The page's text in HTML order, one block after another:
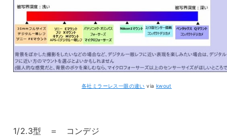
各社ミラーレス一眼の違い via kwout
1/2.3型 ＝ コンデジ